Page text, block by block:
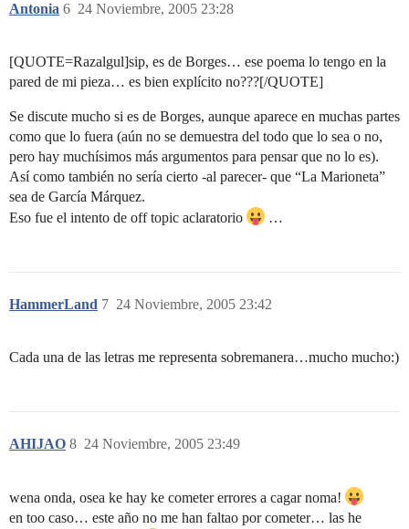
Antonia 24 Noviembre, 2005 23:28
6
[QUOTE=Razalgul]sip, es de Borges… ese poema lo tengo en la
pared de mi pieza… es bien explícito no???[/QUOTE]
Se discute mucho si es de Borges, aunque aparece en muchas partes
como que lo fuera (aún no se demuestra del todo que lo sea o no,
pero hay muchísimos más argumentos para pensar que no lo es).
Así como también no sería cierto -al parecer- que “La Marioneta”
sea de García Márquez.
Eso fue el intento de off topic aclaratorio
…
HammerLand 24 Noviembre, 2005 23:42
7
Cada una de las letras me representa sobremanera…mucho mucho:)
AHIJAO 24 Noviembre, 2005 23:49
8
wena onda, osea ke hay ke cometer errores a cagar noma!
en too caso… este año no me han faltao por cometer… las he